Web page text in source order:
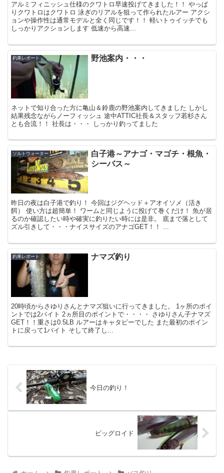
アルミフィニッシュ仕様のクワトロ早速投げてきました！！ やっぱ
りクワトロはクワトロ 泳ぎのリアルを狙って作られたルアー アクシ
ョンや操作性は通常モデルと全く同じです！！ 軽いトゥイッチでも
しっかりアクションします 低速から高速...
釣果レポート 野池案内・・・
ネットで知り合った方に亀山＆鈴鹿の野池案内してきました しかし
結果残念ながらノーフィッシュ 途中ATTIC社長＆スタッフ若杉さん
とも合流！！ 社長は・・・ しっかり釣ってました
ソルトウォーター
白子港～アナゴ・マゴチ・根魚・
シーバス～
昨日の夜は白子港で釣り！ 今回はジグヘッド＋アオイソメ（活き
餌） 使い方は超簡単！ ワームと同じように投げて巻くだけ！ 魚が居
るのか確認したい時や確実に釣りたい時には是非。 底まで落として
ズル引きして・・・ナイスサイズのアナゴGET！！ ...
釣果レポート ナマズ釣り
20時頃からさゆりさんとナマズ狙いに行ってきました。 1ヶ所のポイ
ントでは2バイト 2ヵ所目のポイントで・・・・ さゆりさん子ナマズ
GET！！重さは0.5LB ルアーはキャタピーでした また最初のポイン
トに戻って1バイト そして終了し...
今日の釣り！
ビッグロイド